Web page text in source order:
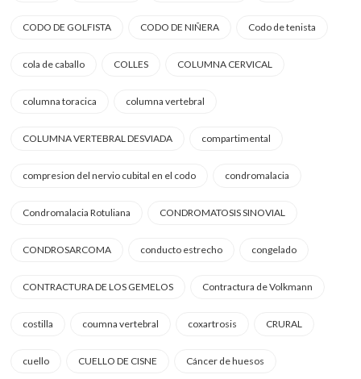
CODO DE GOLFISTA CODO DE NIÑERA Codo de tenista
cola de caballo COLLES COLUMNA CERVICAL
columna toracica columna vertebral
COLUMNA VERTEBRAL DESVIADA compartimental
compresion del nervio cubital en el codo condromalacia
Condromalacia Rotuliana CONDROMATOSIS SINOVIAL
CONDROSARCOMA conducto estrecho congelado
CONTRACTURA DE LOS GEMELOS Contractura de Volkmann
costilla coumna vertebral coxartrosis CRURAL
cuello CUELLO DE CISNE Cáncer de huesos